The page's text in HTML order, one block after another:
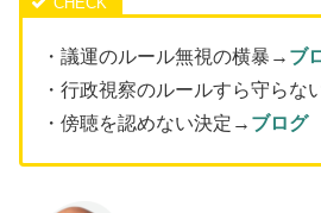
・議運のルール無視の横暴→ ブ
・行政視察のルールすら守らな
・傍聴を認めない決定→ ブログ